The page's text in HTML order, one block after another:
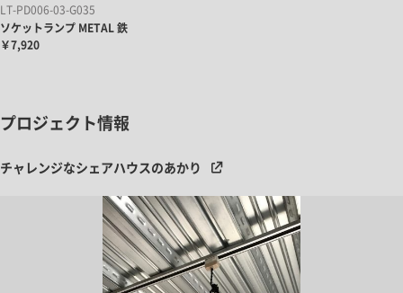
LT-PD006-03-G035
ソケットランプ METAL 鉄
￥7,920
プロジェクト情報
チャレンジなシェアハウスのあかり